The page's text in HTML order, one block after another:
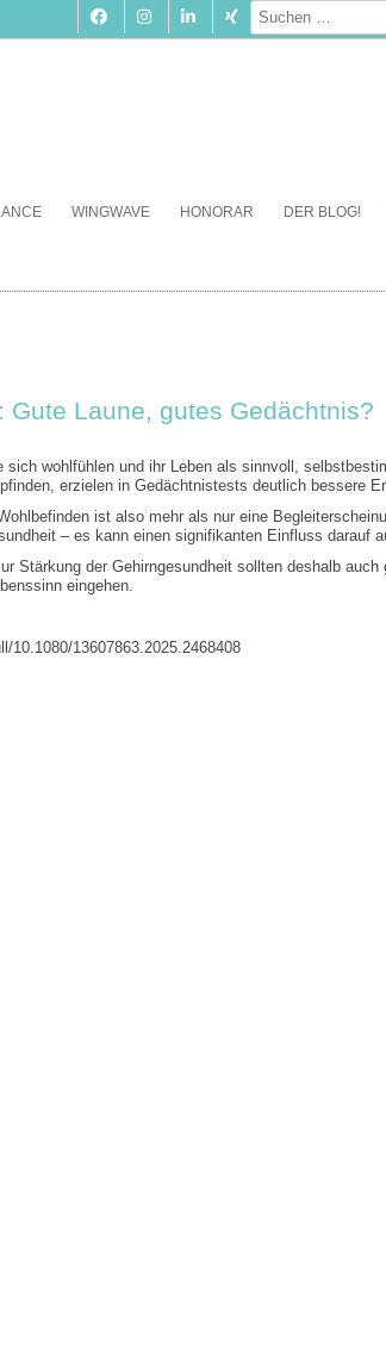
WINGWAVE HONORAR DER BLOG!
Gute Laune, gutes Gedächtnis?
sich wohlfühlen und ihr Leben als sinnvoll,
erzielen in Gedächtnistests deutlich bessere
ist also mehr als nur eine
– es kann einen signifikanten Einfluss darauf
Stärkung der Gehirngesundheit sollten deshalb auch
eingehen.
10.1080/13607863.2025.2468408